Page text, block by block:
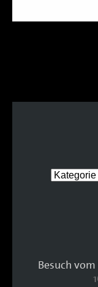
Besuch